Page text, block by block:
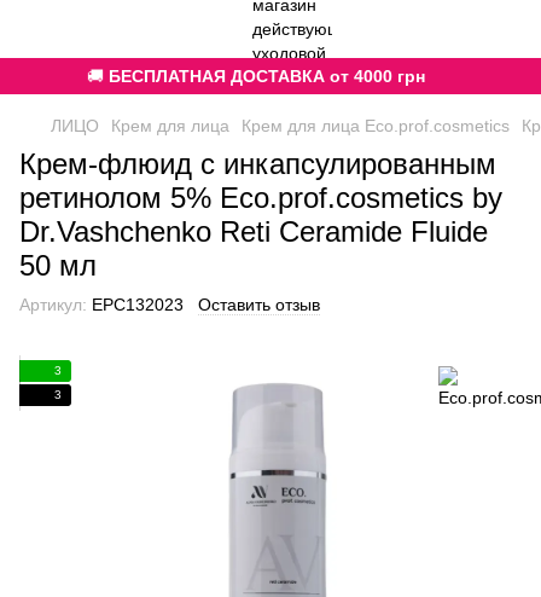
🚚 БЕСПЛАТНАЯ ДОСТАВКА от 4000 грн
ЛИЦО Крем для лица Крем для лица Eco.prof.cosmetics
Крем-флюид с инкапсулированным
ретинолом 5% Eco.prof.cosmetics by
Dr.Vashchenko Reti Ceramide Fluide
50 мл
Артикул: EPC132023 Оставить отзыв
3
3